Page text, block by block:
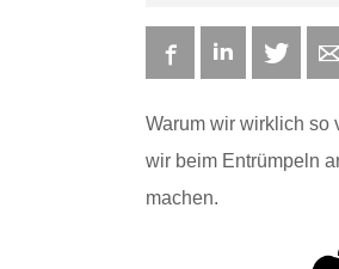
FacebookLinkedIn Twitter
Warum wir wirklich so
wir beim Entrümpeln
machen.